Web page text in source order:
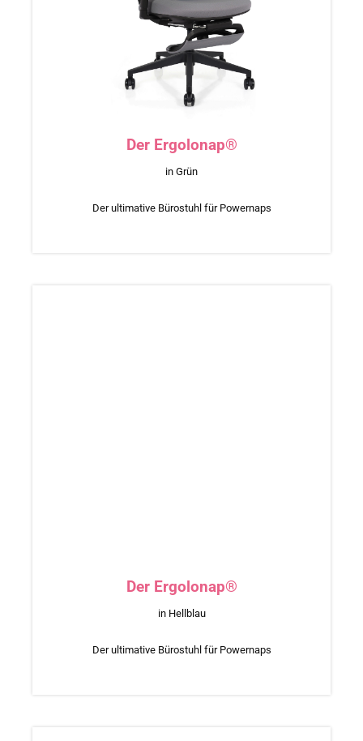
Der Ergolonap®
in Grün
Der ultimative Bürostuhl für Powernaps
Der Ergolonap®
in Hellblau
Der ultimative Bürostuhl für Powernaps